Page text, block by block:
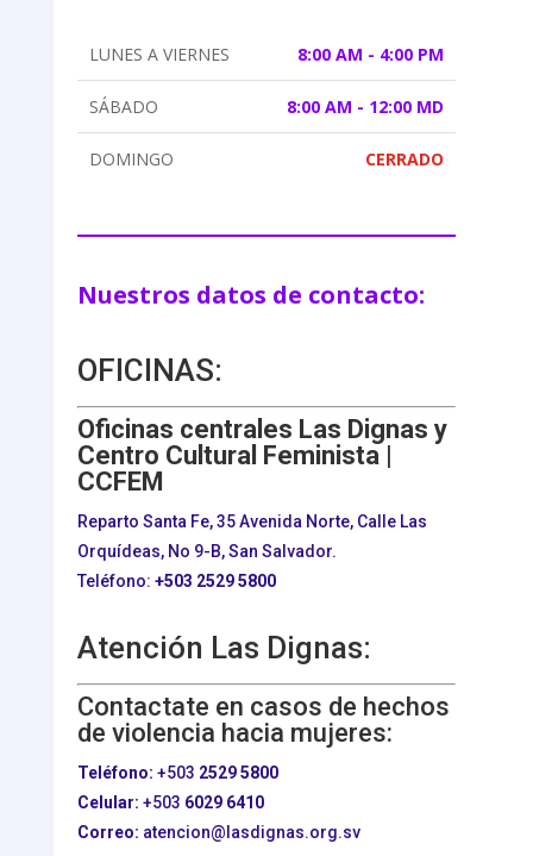
LUNES A VIERNES 8:00 AM - 4:00 PM
SÁBADO 8:00 AM - 12:00 MD
DOMINGO CERRADO
Nuestros datos de contacto:
OFICINAS:
Oficinas centrales Las Dignas y
Centro Cultural Feminista |
CCFEM
Reparto Santa Fe, 35 Avenida Norte, Calle Las
Orquídeas, No 9-B, San Salvador.
Teléfono: +503 2529 5800
Atención Las Dignas:
Contactate en casos de hechos
de violencia hacia mujeres:
Teléfono: +503 2529 5800
Celular: +503 6029 6410
Correo: atencion@lasdignas.org.sv